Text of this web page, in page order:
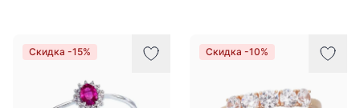
Скидка -15% Скидка -10%